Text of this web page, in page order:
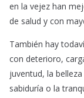
en la vejez han
de salud y con
También hay
con deterioro,
juventud, la
sabiduría o la